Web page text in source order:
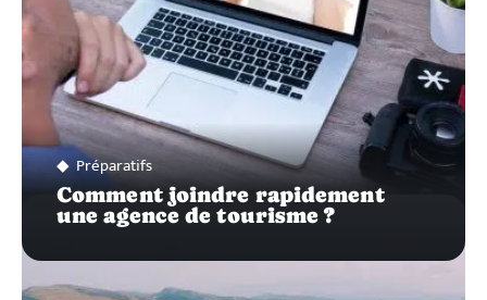
Préparatifs
Comment joindre rapidement
une agence de tourisme ?